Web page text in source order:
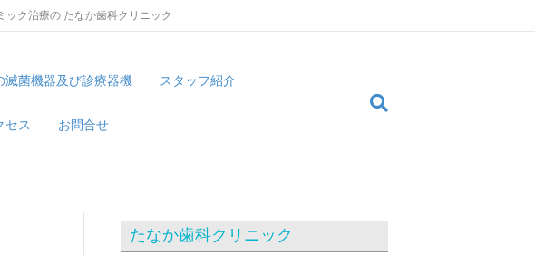
ク治療の たなか歯科クリニック
滅菌機器及び診療器機 スタッフ紹介
セス お問合せ
たなか歯科クリニック